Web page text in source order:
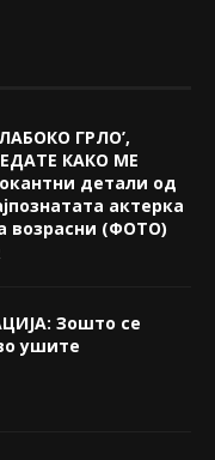
ГРЛО’,
КАКО МЕ
детали од
актерка
возрасни (ФОТО)
Зошто се
ушите